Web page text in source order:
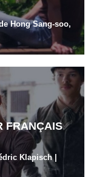
Hong Sang-soo,
FRANÇAIS
Klapisch |